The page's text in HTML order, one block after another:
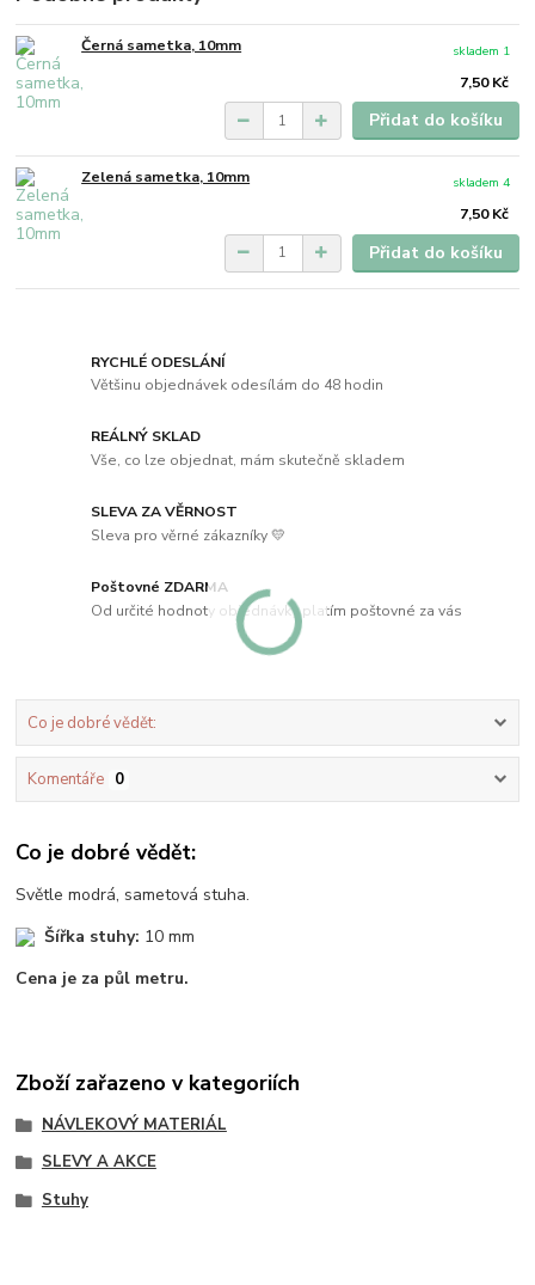
Černá sametka, 10mm
7,50 Kč
skladem 1
Přidat do košíku
Zelená sametka, 10mm
7,50 Kč
skladem 4
Přidat do košíku
RYCHLÉ ODESLÁNÍ
Většinu objednávek odesílám do 48 hodin
REÁLNÝ SKLAD
Vše, co lze objednat, mám skutečně skladem
SLEVA ZA VĚRNOST
Sleva pro věrné zákazníky 💛
Poštovné ZDARMA
Od určité hodnoty objednávky platím poštovné za vás
Co je dobré vědět:
Komentáře 0
Co je dobré vědět:
Světle modrá, sametová stuha.
Šířka stuhy: 10 mm
Cena je za půl metru.
Zboží zařazeno v kategoriích
NÁVLEKOVÝ MATERIÁL
SLEVY A AKCE
Stuhy